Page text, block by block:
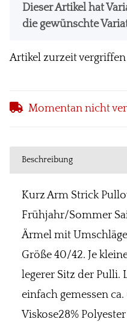
x
Dieser Artikel hat
die gewünschte
Artikel zurzeit vergriffen
Momentan nicht
Beschreibung
Kurz Arm Strick
Frühjahr/Sommer
Ärmel mit
Größe 40/42. Je
legerer Sitz der Pulli.
einfach gemessen
Viskose28%